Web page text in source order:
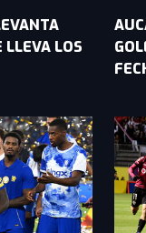
LLEVA LOS